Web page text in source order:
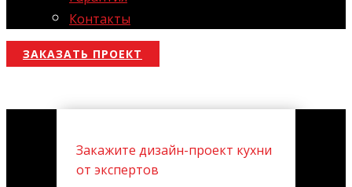
Контакты
ЗАКАЗАТЬ ПРОЕКТ
Закажите дизайн-проект кухни
от экспертов